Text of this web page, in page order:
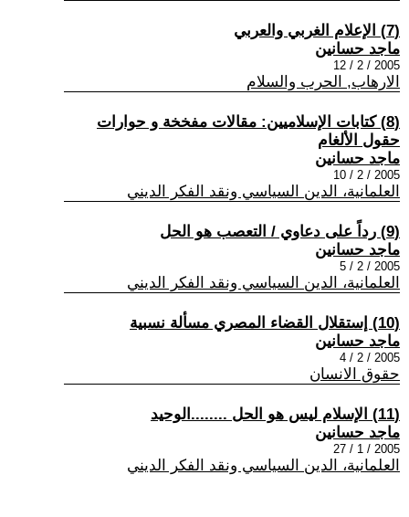
(7) الإعلام الغربي والعربي
ماجد حسانين
2005 / 2 / 12
الارهاب, الحرب والسلام
(8) كتابات الإسلاميين: مقالات مفخخة و حوارات
حقول الألغام
ماجد حسانين
2005 / 2 / 10
العلمانية، الدين السياسي ونقد الفكر الديني
(9) رداً على دعاوي / التعصب هو الحل
ماجد حسانين
2005 / 2 / 5
العلمانية، الدين السياسي ونقد الفكر الديني
(10) إستقلال القضاء المصري مسألة نسبية
ماجد حسانين
2005 / 2 / 4
حقوق الانسان
(11) الإسلام ليس هو الحل ........الوحيد
ماجد حسانين
2005 / 1 / 27
العلمانية، الدين السياسي ونقد الفكر الديني